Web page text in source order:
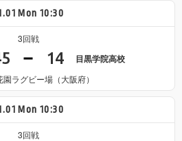
Mon 10:30
3回戦
14 目黒学院高校
ラグビー場（大阪府）
Mon 10:30
3回戦